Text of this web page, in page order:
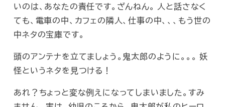
いのは、あなたの責任です。ざんねん。 人と話さなく
ても、電車の中、カフェの隣人、仕事の中、、、もう世の
中ネタの宝庫です。
頭のアンテナを立てましょう。鬼太郎のように。。。 妖
怪というネタを見つける！
あれ？ちょっと変な例えになってしまいました。すみ